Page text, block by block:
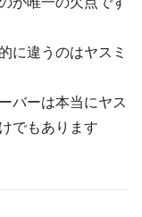
に違うのはヤスミ
バーは本当にヤス
でもあります